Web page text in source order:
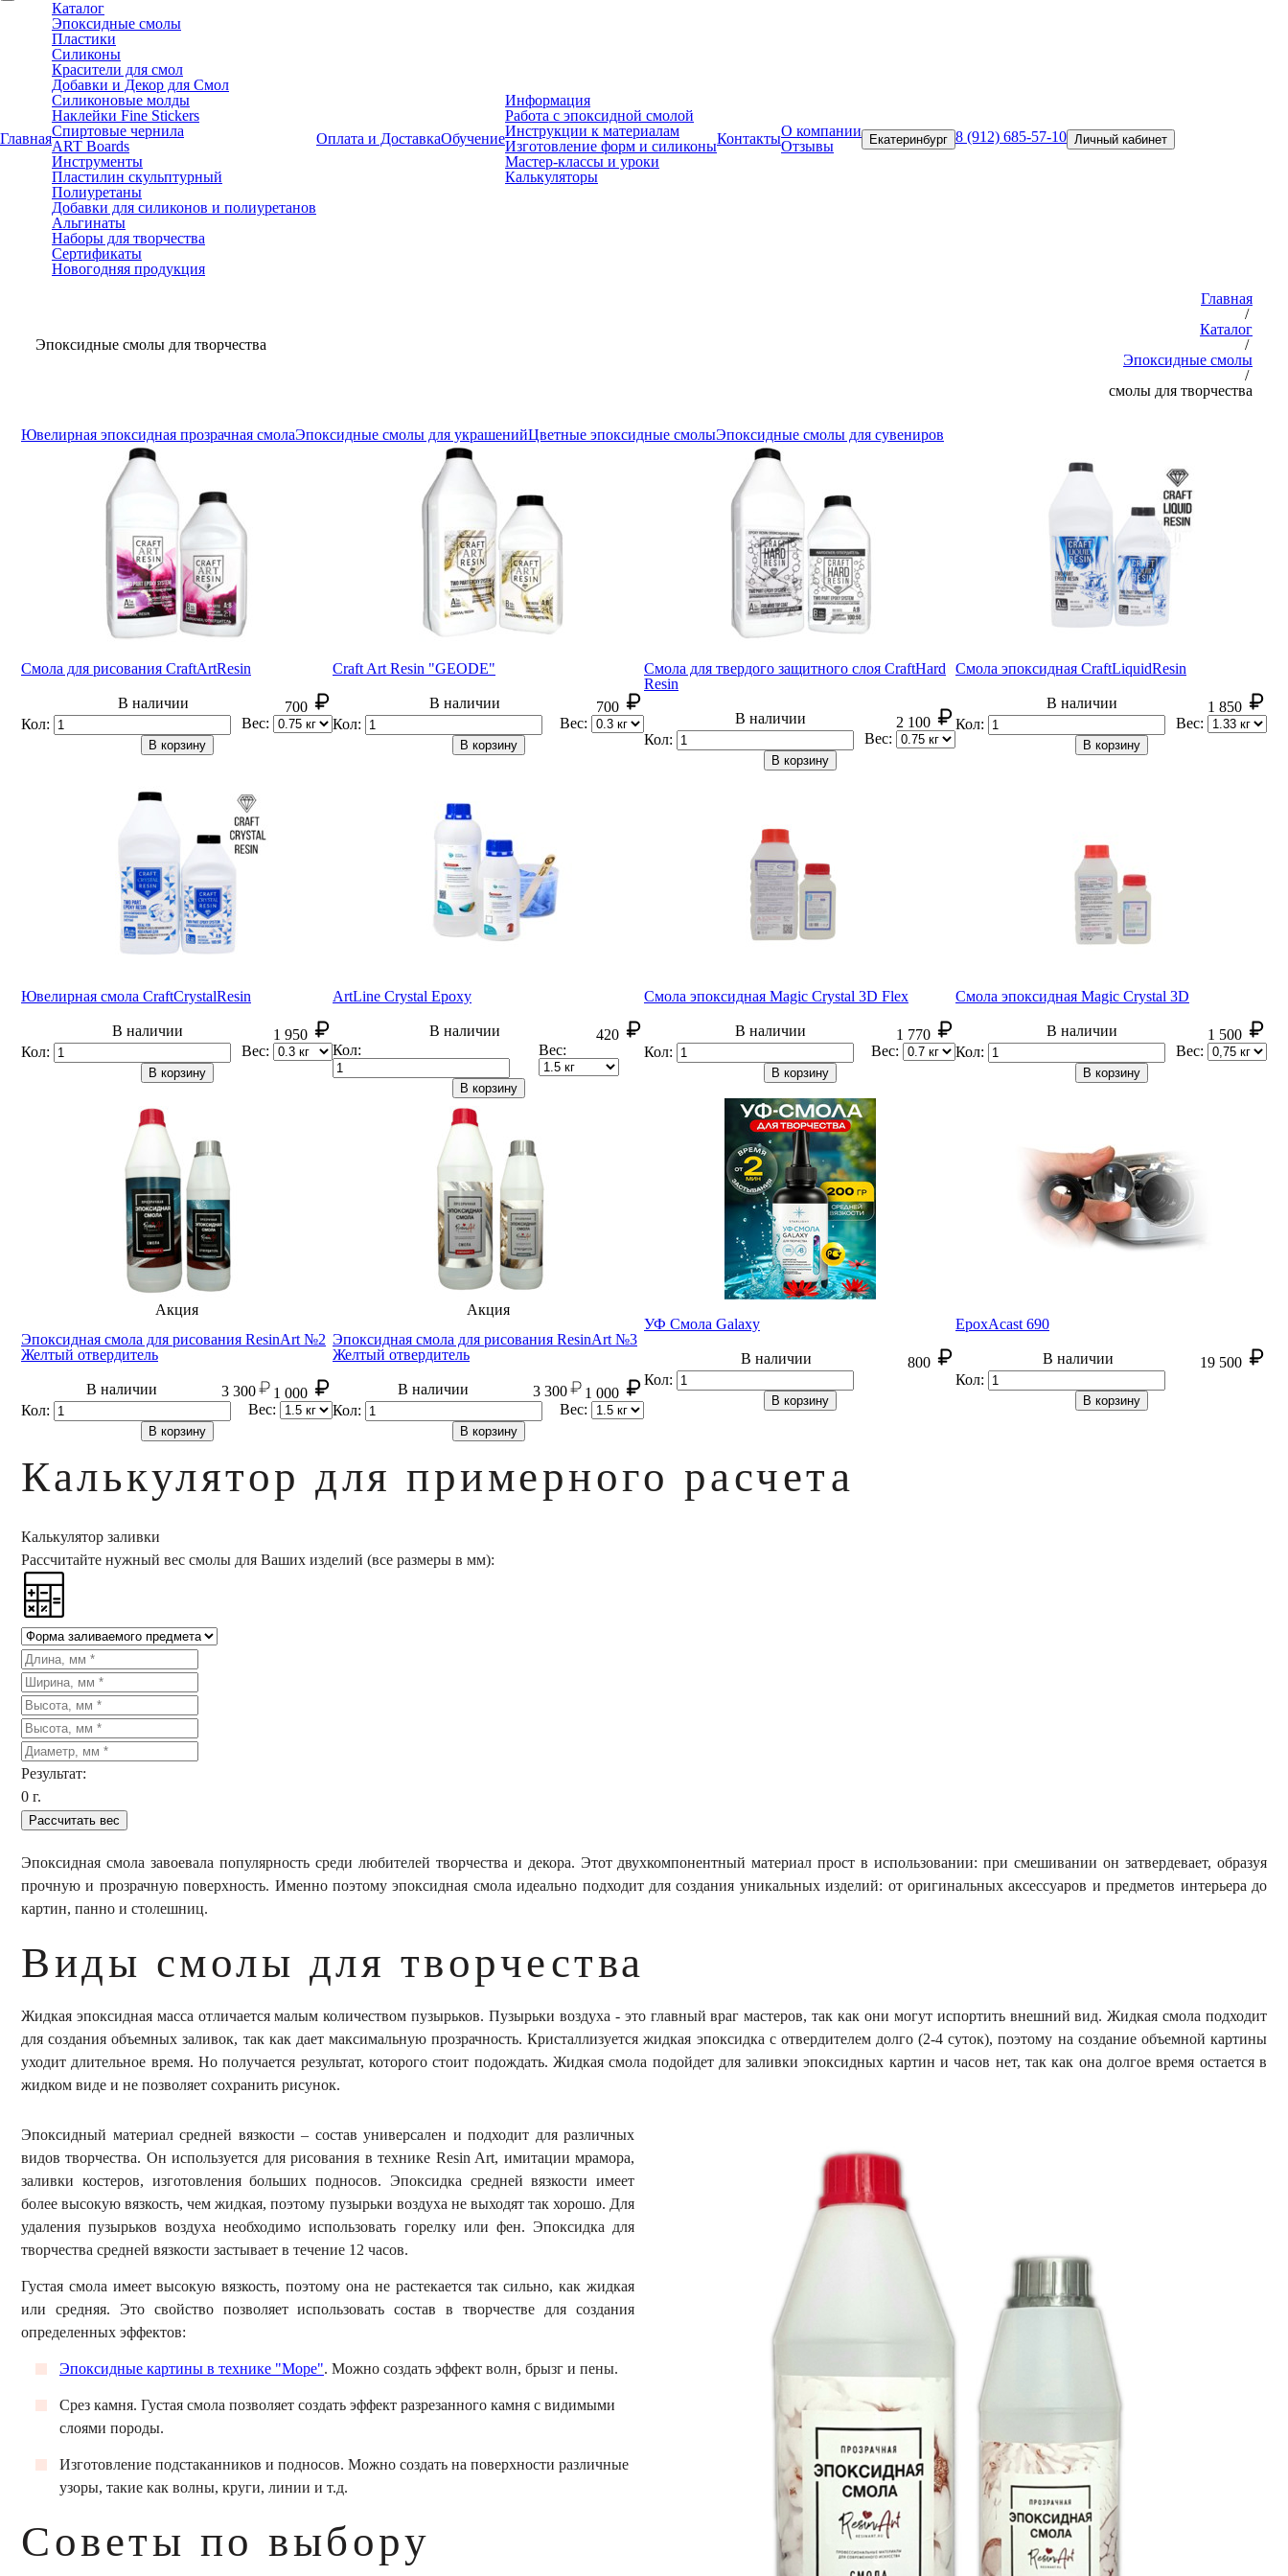
Главная
Каталог
Эпоксидные смолы
Пластики
Силиконы
Красители для смол
Добавки и Декор для Смол
Силиконовые молды
Наклейки Fine Stickers
Спиртовые чернила
ART Boards
Инструменты
Пластилин скульптурный
Полиуретаны
Добавки для силиконов и полиуретанов
Альгинаты
Наборы для творчества
Сертификаты
Новогодняя продукция
Оплата и ДоставкаОбучение
Информация
Работа с эпоксидной смолой
Инструкции к материалам
Изготовление форм и силиконы
Мастер-классы и уроки
Калькуляторы
КонтактыО компании
Отзывы
Екатеринбург 8 (912) 685-57-10 Личный кабинет
Эпоксидные смолы для творчества
Главная
/
Каталог
/
Эпоксидные смолы
/
смолы для творчества
Ювелирная эпоксидная прозрачная смолаЭпоксидные смолы для украшенийЦветные эпоксидные смолыЭпоксидные смолы для сувениров
Смола для рисования CraftArtResin
В наличии
700
Кол:
Вес:
В корзину
Craft Art Resin "GEODE"
В наличии
700
Кол:
Вес:
В корзину
Смола для твердого защитного слоя CraftHard
Resin
В наличии
2 100
Кол:
Вес:
В корзину
Смола эпоксидная CraftLiquidResin
В наличии
1 850
Кол:
Вес:
В корзину
Ювелирная смола CraftCrystalResin
В наличии
1 950
Кол:
Вес:
В корзину
ArtLine Crystal Epoxy
В наличии
420
Кол:
Вес:
В корзину
Смола эпоксидная Magic Crystal 3D Flex
В наличии
1 770
Кол:
Вес:
В корзину
Смола эпоксидная Magic Crystal 3D
В наличии
1 500
Кол:
Вес:
В корзину
Акция
Эпоксидная смола для рисования ResinArt №2
Желтый отвердитель
В наличии 3 300
1 000
Кол:
Вес:
В корзину
Акция
Эпоксидная смола для рисования ResinArt №3
Желтый отвердитель
В наличии 3 300
1 000
Кол:
Вес:
В корзину
УФ Смола Galaxy
В наличии
800
Кол:
В корзину
EpoxAcast 690
В наличии
19 500
Кол:
В корзину
Калькулятор для примерного расчета
Калькулятор заливки
Рассчитайте нужный вес смолы для Ваших изделий (все размеры в мм):
Результат:
0 г.
Рассчитать вес
Эпоксидная смола завоевала популярность среди любителей творчества и декора. Этот двухкомпонентный материал прост в использовании: при смешивании он затвердевает, образуя
прочную и прозрачную поверхность. Именно поэтому эпоксидная смола идеально подходит для создания уникальных изделий: от оригинальных аксессуаров и предметов интерьера до
картин, панно и столешниц.
Виды смолы для творчества
Жидкая эпоксидная масса отличается малым количеством пузырьков. Пузырьки воздуха - это главный враг мастеров, так как они могут испортить внешний вид. Жидкая смола подходит
для создания объемных заливок, так как дает максимальную прозрачность. Кристаллизуется жидкая эпоксидка с отвердителем долго (2-4 суток), поэтому на создание объемной картины
уходит длительное время. Но получается результат, которого стоит подождать. Жидкая смола подойдет для заливки эпоксидных картин и часов нет, так как она долгое время остается в
жидком виде и не позволяет сохранить рисунок.
Эпоксидный материал средней вязкости – состав универсален и подходит для различных
видов творчества. Он используется для рисования в технике Resin Art, имитации мрамора,
заливки костеров, изготовления больших подносов. Эпоксидка средней вязкости имеет
более высокую вязкость, чем жидкая, поэтому пузырьки воздуха не выходят так хорошо. Для
удаления пузырьков воздуха необходимо использовать горелку или фен. Эпоксидка для
творчества средней вязкости застывает в течение 12 часов.
Густая смола имеет высокую вязкость, поэтому она не растекается так сильно, как жидкая
или средняя. Это свойство позволяет использовать состав в творчестве для создания
определенных эффектов:
Эпоксидные картины в технике "Море". Можно создать эффект волн, брызг и пены.
Срез камня. Густая смола позволяет создать эффект разрезанного камня с видимыми
слоями породы.
Изготовление подстаканников и подносов. Можно создать на поверхности различные
узоры, такие как волны, круги, линии и т.д.
Советы по выбору